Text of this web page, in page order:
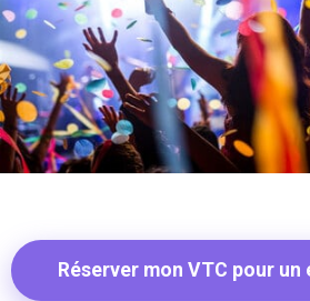
Réserver mon VTC pour un